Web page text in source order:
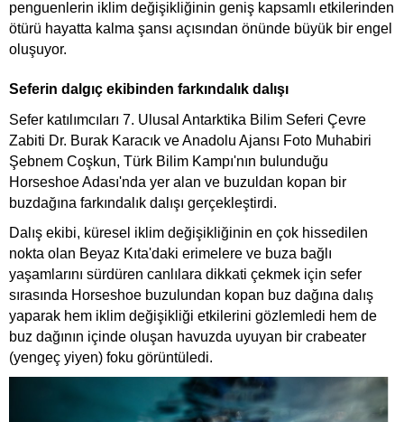
penguenlerin iklim değişikliğinin geniş kapsamlı etkilerinden
ötürü hayatta kalma şansı açısından önünde büyük bir engel
oluşuyor.
Seferin dalgıç ekibinden farkındalık dalışı
Sefer katılımcıları 7. Ulusal Antarktika Bilim Seferi Çevre
Zabiti Dr. Burak Karacık ve Anadolu Ajansı Foto Muhabiri
Şebnem Coşkun, Türk Bilim Kampı'nın bulunduğu
Horseshoe Adası'nda yer alan ve buzuldan kopan bir
buzdağına farkındalık dalışı gerçekleştirdi.
Dalış ekibi, küresel iklim değişikliğinin en çok hissedilen
nokta olan Beyaz Kıta'daki erimelere ve buza bağlı
yaşamlarını sürdüren canlılara dikkati çekmek için sefer
sırasında Horseshoe buzulundan kopan buz dağına dalış
yaparak hem iklim değişikliği etkilerini gözlemledi hem de
buz dağının içinde oluşan havuzda uyuyan bir crabeater
(yengeç yiyen) foku görüntüledi.